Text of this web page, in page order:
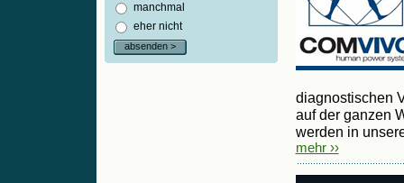
manchmal
eher nicht
absenden >
diagnostischen
auf der ganzen
werden in
mehr ››